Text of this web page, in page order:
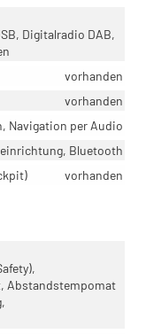
Digitalradio DAB,
vorhanden
vorhanden
Navigation per Audio
Bluetooth
vorhanden
Abstandstempomat